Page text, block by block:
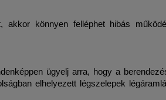
könnyen felléphet hibás
ügyelj arra, hogy a
elhelyezett légszelepek